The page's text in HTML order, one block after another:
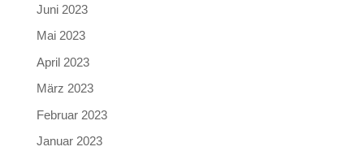
Juni 2023
Mai 2023
April 2023
März 2023
Februar 2023
Januar 2023